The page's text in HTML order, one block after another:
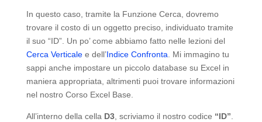
In questo caso, tramite la Funzione Cerca, dovremo
trovare il costo di un oggetto preciso, individuato tramite
il suo “ID”. Un po’ come abbiamo fatto nelle lezioni del
Cerca Verticalee dell’Indice Confronta . Mi immagino tu
sappi anche impostare un piccolo database su Excel in
maniera appropriata, altrimenti puoi trovare informazioni
nel nostro Corso Excel Base.
All’interno della cella D3, scriviamo il nostro codice “ID”